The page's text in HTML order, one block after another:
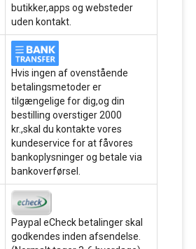
butikker,apps og websteder
uden kontakt.
Hvis ingen af ovenstående
betalingsmetoder er
tilgængelige for dig,og din
bestilling overstiger 2000
kr.,skal du kontakte vores
kundeservice for at fåvores
bankoplysninger og betale via
bankoverførsel.
Paypal eCheck betalinger skal
godkendes inden afsendelse.